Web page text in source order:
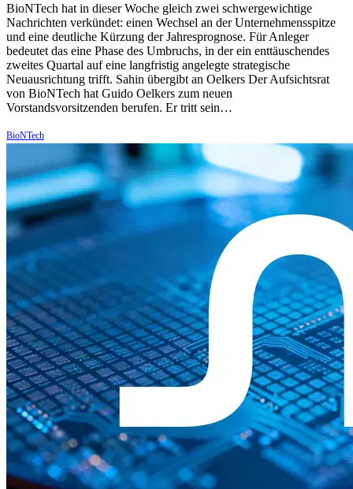
BioNTech hat in dieser Woche gleich zwei schwergewichtige
Nachrichten verkündet: einen Wechsel an der Unternehmensspitze
und eine deutliche Kürzung der Jahresprognose. Für Anleger
bedeutet das eine Phase des Umbruchs, in der ein enttäuschendes
zweites Quartal auf eine langfristig angelegte strategische
Neuausrichtung trifft. Sahin übergibt an Oelkers Der Aufsichtsrat
von BioNTech hat Guido Oelkers zum neuen
Vorstandsvorsitzenden berufen. Er tritt sein…
BioNTech